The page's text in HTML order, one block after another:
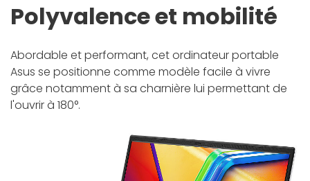
Polyvalence et mobilité
Abordable et performant, cet ordinateur portable
Asus se positionne comme modèle facile à vivre
grâce notamment à sa charnière lui permettant de
l'ouvrir à 180°.